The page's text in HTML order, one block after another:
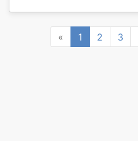
« Previous
1 2 3